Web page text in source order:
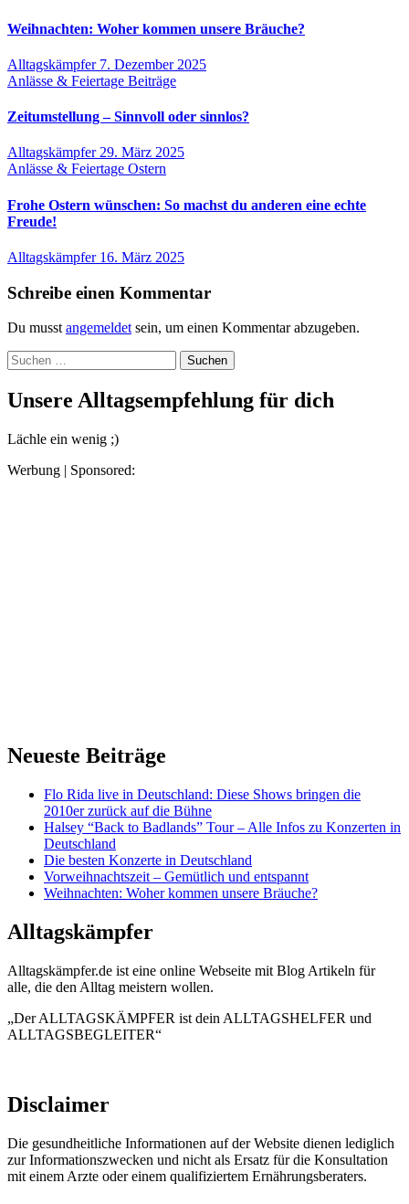
Weihnachten: Woher kommen unsere Bräuche?
Alltagskämpfer 7. Dezember 2025
Anlässe & Feiertage Beiträge
Zeitumstellung – Sinnvoll oder sinnlos?
Alltagskämpfer29. März 2025
Anlässe & Feiertage Ostern
Frohe Ostern wünschen: So machst du anderen eine echte
Freude!
Alltagskämpfer 16. März 2025
Schreibe einen Kommentar
Du musst angemeldet sein, um einen Kommentar abzugeben.
Suchen
nach:
Unsere Alltagsempfehlung für dich
Lächle ein wenig ;)
Werbung | Sponsored:
Neueste Beiträge
Flo Rida live in Deutschland: Diese Shows bringen die
2010er zurück auf die Bühne
Halsey “Back to Badlands” Tour – Alle Infos zu Konzerten in
Deutschland
Die besten Konzerte in Deutschland
Vorweihnachtszeit – Gemütlich und entspannt
Weihnachten: Woher kommen unsere Bräuche?
Alltagskämpfer
Alltagskämpfer.de ist eine online Webseite mit Blog Artikeln für
alle, die den Alltag meistern wollen.
„Der ALLTAGSKÄMPFER ist dein ALLTAGSHELFER und
ALLTAGSBEGLEITER“
Disclaimer
Die gesundheitliche Informationen auf der Website dienen lediglich
zur Informationszwecken und nicht als Ersatz für die Konsultation
mit einem Arzte oder einem qualifiziertem Ernährungsberaters.